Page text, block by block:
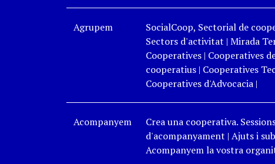
Agrupem SocialCoop, Sectorial de
Sectors d'activitat | Mirada
Cooperatives| Cooperatives
cooperatius| Cooperatives
Cooperatives d'Advocacia|
Acompanyem Crea una cooperativa.
d'acompanyament | Ajuts i
Acompanyem la vostra